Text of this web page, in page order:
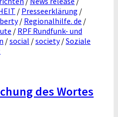
/ Presseerklärung /
/ Regionalhilfe. de /
/ RPF Rundfunk- und
/social /society/Soziale
des Wortes